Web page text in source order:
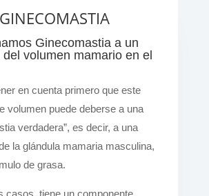
GINECOMASTIA
Ginecomastia a un
volumen mamario en el
en cuenta primero que este
volumen puede deberse a una
verdadera”, es decir, a una
la glándula mamaria masculina,
de grasa.